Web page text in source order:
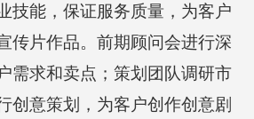
技能，保证服务质量，为客户
传片作品。前期顾问会进行深
需求和卖点；策划团队调研市
创意策划，为客户创作创意剧